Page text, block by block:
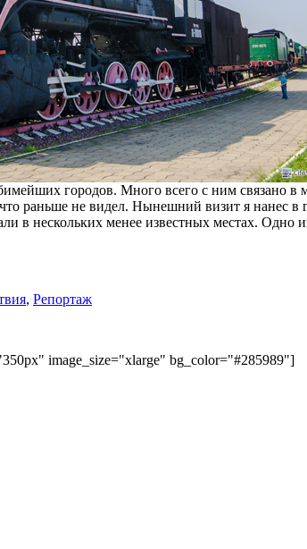
городов. Много всего с ним связано
что раньше не видел. Нынешний визит я нанес
в нескольких менее известных местах.
, Репортаж
image_size="xlarge" bg_color="#285989"]